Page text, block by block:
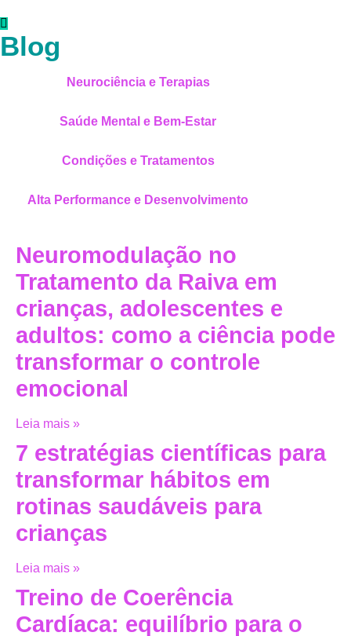
Blog
Neurociência e Terapias
Saúde Mental e Bem-Estar
Condições e Tratamentos
Alta Performance e Desenvolvimento
Neuromodulação no
Tratamento da Raiva em
crianças, adolescentes e
adultos: como a ciência pode
transformar o controle
emocional
Leia mais »
7 estratégias científicas para
transformar hábitos em
rotinas saudáveis para
crianças
Leia mais »
Treino de Coerência
Cardíaca: equilíbrio para o